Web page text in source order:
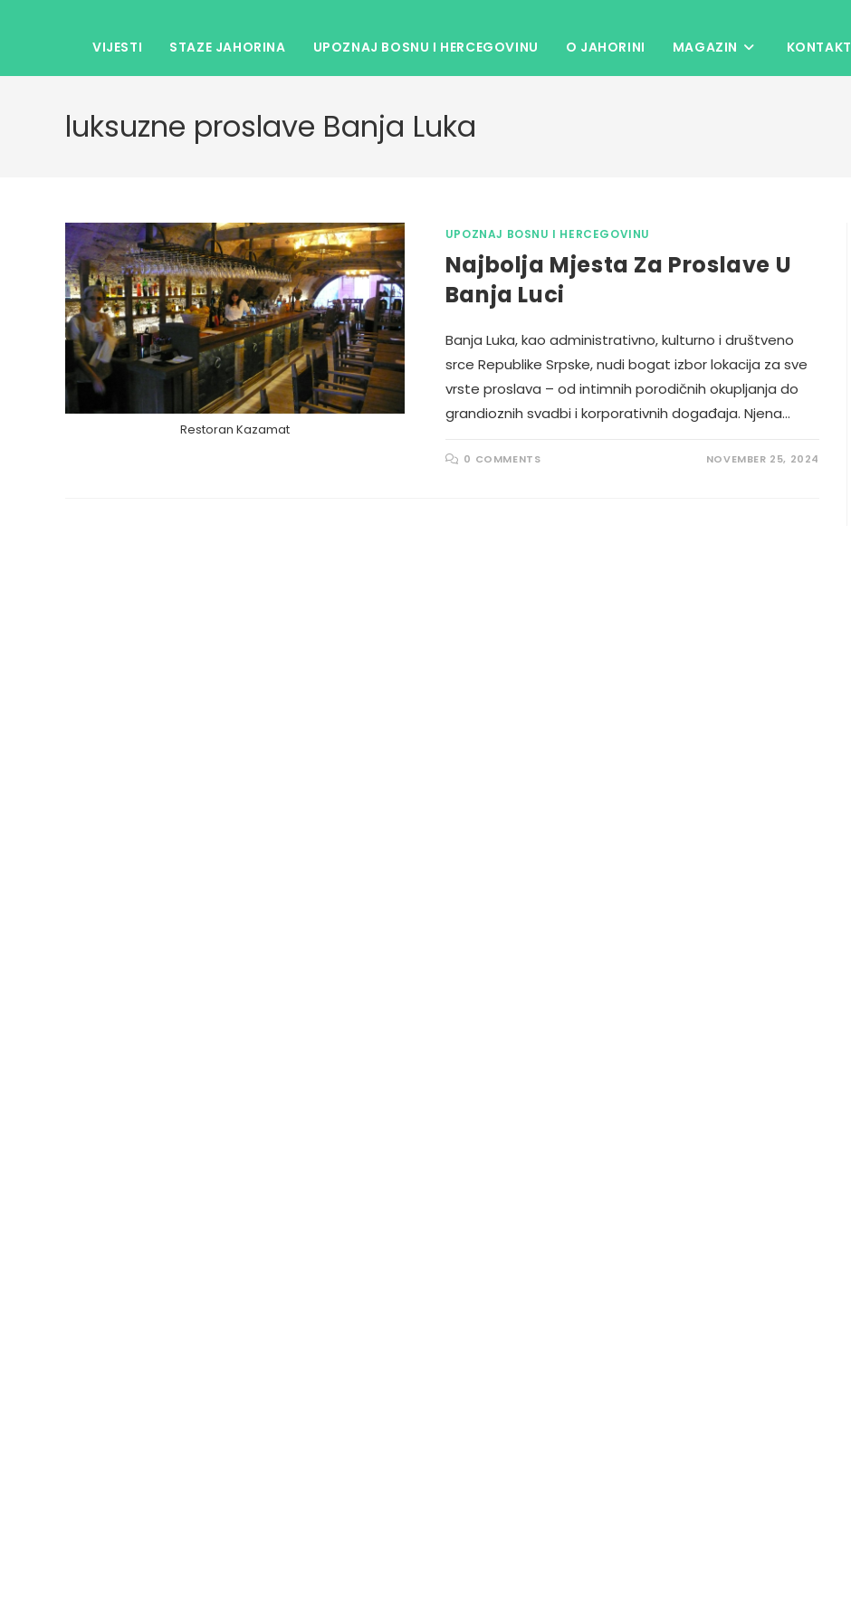
VIJESTI STAZE JAHORINA UPOZNAJ BOSNU I HERCEGOVINU O JAHORINI MAGAZIN KONTAKT
luksuzne proslave Banja Luka
Restoran Kazamat
UPOZNAJ BOSNU I HERCEGOVINU
Najbolja Mjesta Za Proslave U
Banja Luci
Banja Luka, kao administrativno, kulturno i društveno
srce Republike Srpske, nudi bogat izbor lokacija za sve
vrste proslava – od intimnih porodičnih okupljanja do
grandioznih svadbi i korporativnih događaja. Njena…
0 COMMENTS NOVEMBER 25, 2024